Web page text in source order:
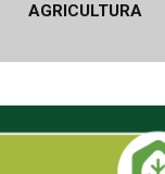
AGRICULTURA